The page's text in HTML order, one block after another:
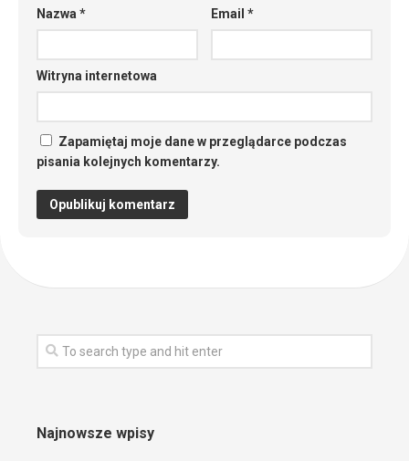
Nazwa* Email*
Witryna internetowa
Zapamiętaj moje dane w przeglądarce podczas
pisania kolejnych komentarzy.
Najnowsze wpisy